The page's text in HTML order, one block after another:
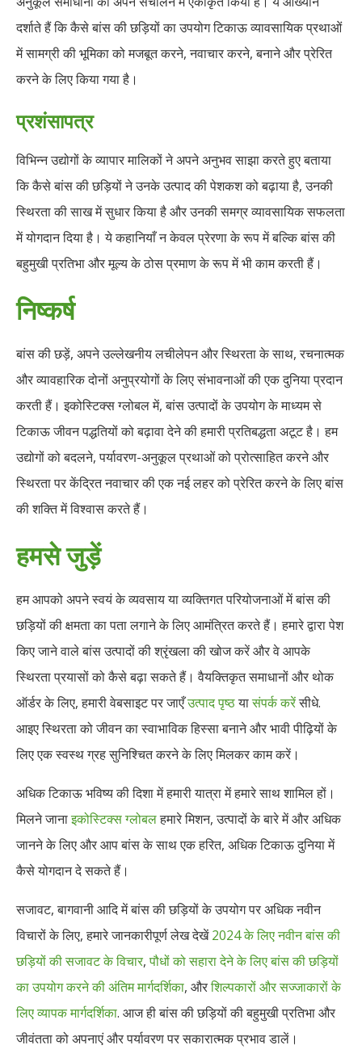
दर्शाते हैं कि कैसे बांस की छड़ियों का उपयोग टिकाऊ व्यावसायिक प्रथाओं
में सामग्री की भूमिका को मजबूत करने, नवाचार करने, बनाने और प्रेरित
करने के लिए किया गया है।
प्रशंसापत्र
विभिन्न उद्योगों के व्यापार मालिकों ने अपने अनुभव साझा करते हुए बताया
कि कैसे बांस की छड़ियों ने उनके उत्पाद की पेशकश को बढ़ाया है, उनकी
स्थिरता की साख में सुधार किया है और उनकी समग्र व्यावसायिक सफलता
में योगदान दिया है। ये कहानियाँ न केवल प्रेरणा के रूप में बल्कि बांस की
बहुमुखी प्रतिभा और मूल्य के ठोस प्रमाण के रूप में भी काम करती हैं।
निष्कर्ष
बांस की छड़ें, अपने उल्लेखनीय लचीलेपन और स्थिरता के साथ, रचनात्मक
और व्यावहारिक दोनों अनुप्रयोगों के लिए संभावनाओं की एक दुनिया प्रदान
करती हैं। इकोस्टिक्स ग्लोबल में, बांस उत्पादों के उपयोग के माध्यम से
टिकाऊ जीवन पद्धतियों को बढ़ावा देने की हमारी प्रतिबद्धता अटूट है। हम
उद्योगों को बदलने, पर्यावरण-अनुकूल प्रथाओं को प्रोत्साहित करने और
स्थिरता पर केंद्रित नवाचार की एक नई लहर को प्रेरित करने के लिए बांस
की शक्ति में विश्वास करते हैं।
हमसे जुड़ें
हम आपको अपने स्वयं के व्यवसाय या व्यक्तिगत परियोजनाओं में बांस की
छड़ियों की क्षमता का पता लगाने के लिए आमंत्रित करते हैं। हमारे द्वारा पेश
किए जाने वाले बांस उत्पादों की श्रृंखला की खोज करें और वे आपके
स्थिरता प्रयासों को कैसे बढ़ा सकते हैं। वैयक्तिकृत समाधानों और थोक
ऑर्डर के लिए, हमारी वेबसाइट पर जाएँउत्पाद पृष्ठयासंपर्क करेंसीधे.
आइए स्थिरता को जीवन का स्वाभाविक हिस्सा बनाने और भावी पीढ़ियों के
लिए एक स्वस्थ ग्रह सुनिश्चित करने के लिए मिलकर काम करें।
अधिक टिकाऊ भविष्य की दिशा में हमारी यात्रा में हमारे साथ शामिल हों।
मिलने जानाइकोस्टिक्स ग्लोबलहमारे मिशन, उत्पादों के बारे में और अधिक
जानने के लिए और आप बांस के साथ एक हरित, अधिक टिकाऊ दुनिया में
कैसे योगदान दे सकते हैं।
सजावट, बागवानी आदि में बांस की छड़ियों के उपयोग पर अधिक नवीन
विचारों के लिए, हमारे जानकारीपूर्ण लेख देखें2024 के लिए नवीन बांस की
छड़ियों की सजावट के विचार,पौधों को सहारा देने के लिए बांस की छड़ियों
का उपयोग करने की अंतिम मार्गदर्शिका, औरशिल्पकारों और सज्जाकारों के
लिए व्यापक मार्गदर्शिका. आज ही बांस की छड़ियों की बहुमुखी प्रतिभा और
जीवंतता को अपनाएं और पर्यावरण पर सकारात्मक प्रभाव डालें।